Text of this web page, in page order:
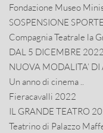
Fondazione Museo
SOSPENSIONE
Compagnia Teatrale la
DAL 5 DICEMBRE 2022
NUOVA MODALITA’ DI
Un anno di cinema ..
Fieracavalli 2022
IL GRANDE TEATRO
Teatrino di Palazzo